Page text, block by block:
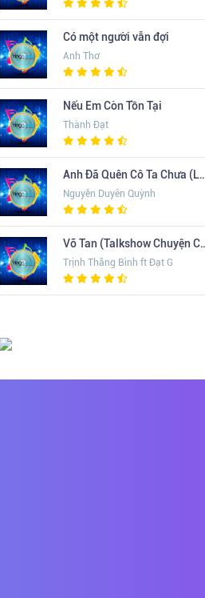
Có một người vẫn đợi
Anh Thơ
Nếu Em Còn Tồn Tại
Thành Đạt
Anh Đã Quên Cô
Nguyễn Duyên Quỳnh
Vỡ Tan
Trịnh Thăng Bình ft Đạt G